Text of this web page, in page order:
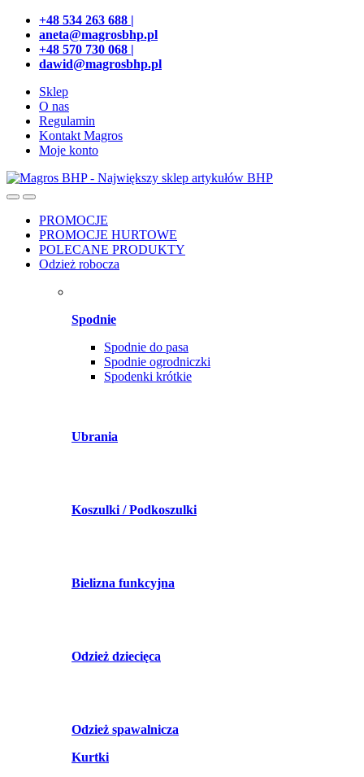
Przejdź
nawigacji
Przeskocz
treści
+48 534 263 688 |
aneta@magrosbhp.pl
+48 570 730 068 |
dawid@magrosbhp.pl
Sklep
O nas
Regulamin
Kontakt Magros
Moje konto
PROMOCJE
PROMOCJE HURTOWE
POLECANE PRODUKTY
Odzież robocza
Spodnie
Spodnie do pasa
Spodnie ogrodniczki
Spodenki krótkie
Ubrania
Koszulki / Podkoszulki
Bielizna funkcyjna
Odzież dziecięca
Odzież spawalnicza
Kurtki